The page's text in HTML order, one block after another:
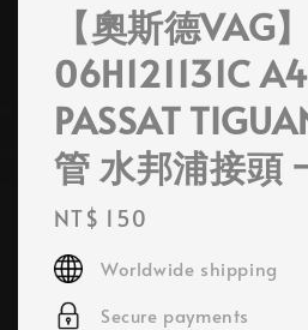
【奧斯德VAG】
06H121131C
PASSAT
管 水邦浦接頭
Regular
price
NT$ 150
Worldwide shipping
Secure payments